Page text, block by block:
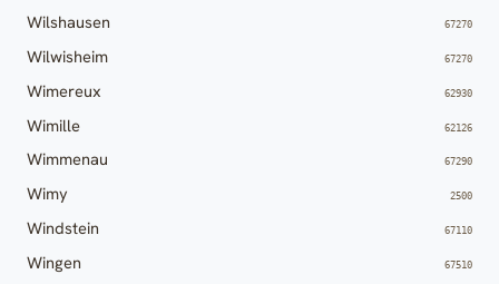
Wilshausen 67270
Wilwisheim 67270
Wimereux 62930
Wimille 62126
Wimmenau 67290
Wimy 2500
Windstein 67110
Wingen 67510